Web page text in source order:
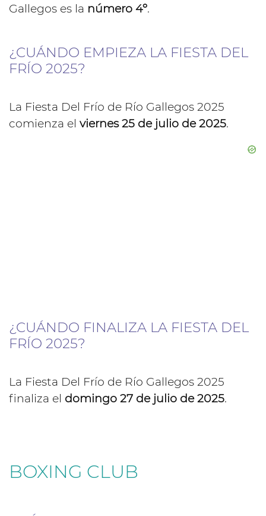
Gallegos es la número 4º.
¿CUÁNDO EMPIEZA LA FIESTA DEL
FRÍO 2025?
La Fiesta Del Frío de Río Gallegos 2025
comienza el viernes 25 de julio de 2025.
¿CUÁNDO FINALIZA LA FIESTA DEL
FRÍO 2025?
La Fiesta Del Frío de Río Gallegos 2025
finaliza el domingo 27 de julio de 2025.
BOXING CLUB